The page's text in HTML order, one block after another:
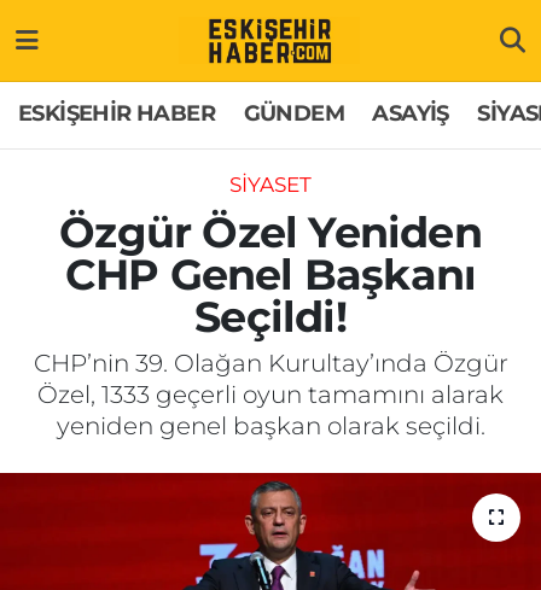
ESKİŞEHİR HABER GÜNDEM ASAYİŞ
SİYASET
Özgür Özel Yeniden
CHP Genel Başkanı
Seçildi!
CHP’nin 39. Olağan Kurultay’ında Özgür
Özel, 1333 geçerli oyun tamamını alarak
yeniden genel başkan olarak seçildi.
GÜNDEM
ASAYİŞ
SİYASET
SAĞLIK
Hakkımızda
İletişim
Künye
Odunpazarı Trafik Yoğunluk Haritası
Süper Lig Puan Durumu ve Fikstür
Tüm Manşetler
Son Dakika Haberleri
Haber Arşivi